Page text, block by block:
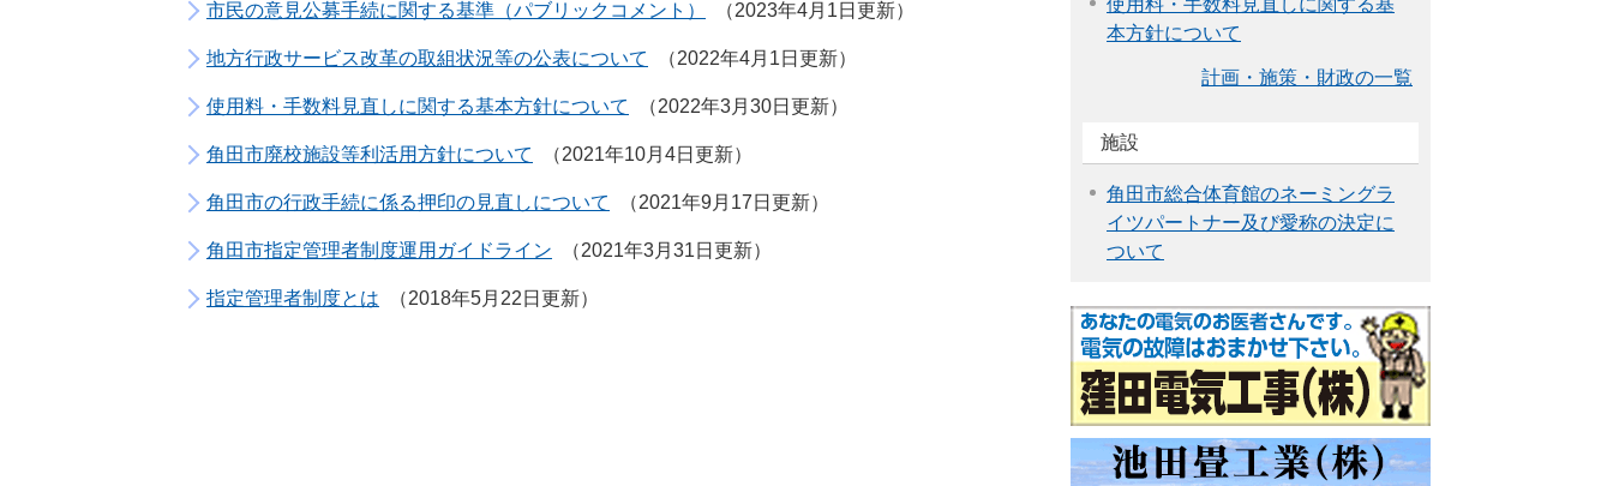
市民の意見公募手続に関する基準（パブリックコメント） 2023年4月1日更新
地方行政サービス改革の取組状況等の公表について 2022年4月1日更新
使用料・手数料見直しに関する基本方針について 2022年3月30日更新
角田市廃校施設等利活用方針について 2021年10月4日更新
角田市の行政手続に係る押印の見直しについて 2021年9月17日更新
角田市指定管理者制度運用ガイドライン 2021年3月31日更新
指定管理者制度とは 2018年5月22日更新
使用料・手数料見直しに関する基
本方針について
計画・施策・財政の一覧
施設
角田市総合体育館のネーミングラ
イツパートナー及び愛称の決定に
ついて